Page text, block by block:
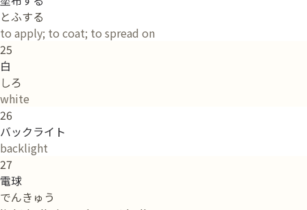
とふする
to apply; to coat; to spread on
25
白
しろ
white
26
バックライト
backlight
27
電球
でんきゅう